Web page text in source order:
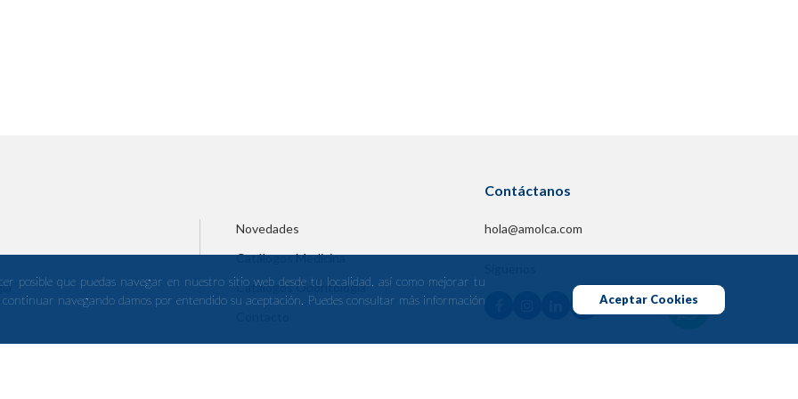
Novedades
Catálogos Medicina
Catálogos Odontología
Contáctanos
hola@amolca.com
posible que puedas navegar en nuestro sitio web desde tu localidad, así como mejorar tu
navegando damos por entendido su aceptación. Puedes consultar más información
Aceptar Cookies